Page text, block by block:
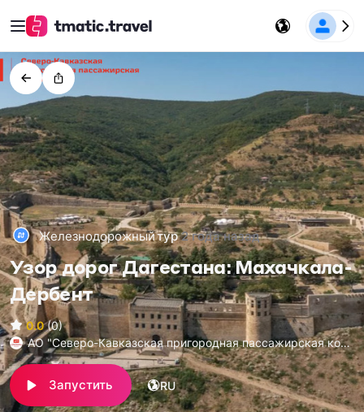
Железнодорожныйтур2 года назад
Узор дорог Дагестана: Махачкала-
Дербент
0.0 (0)
АО "Северо-Кавказская пригородная пассажирская ком
пания"
Запустить RU